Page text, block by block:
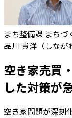
まち整備課 まち
品川 貴洋（しなが
空き家売買
した対策が
空き家問題が深刻